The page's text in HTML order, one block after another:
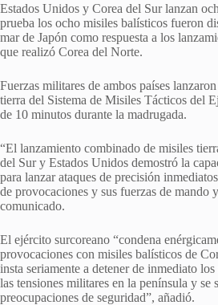
Estados Unidos y Corea del Sur lanzan
prueba los ocho misiles balísticos fueron
mar de Japón como respuesta a los
que realizó Corea del Norte.
Fuerzas militares de ambos países
tierra del Sistema de Misiles Tácticos del
de 10 minutos durante la madrugada.
“El lanzamiento combinado de misiles
del Sur y Estados Unidos demostró la
para lanzar ataques de precisión
de provocaciones y sus fuerzas de mando
comunicado.
El ejército surcoreano “condena
provocaciones con misiles balísticos de
insta seriamente a detener de inmediato
las tensiones militares en la península y se
preocupaciones de seguridad”, añadió.